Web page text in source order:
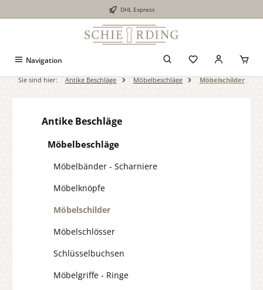
DHL Express
Navigation
Sie sind hier: Antike Beschläge Möbelbeschläge Möbelschilder
Antike Beschläge
Möbelbeschläge
Möbelbänder - Scharniere
Möbelknöpfe
Möbelschilder
Möbelschlösser
Schlüsselbuchsen
Möbelgriffe - Ringe